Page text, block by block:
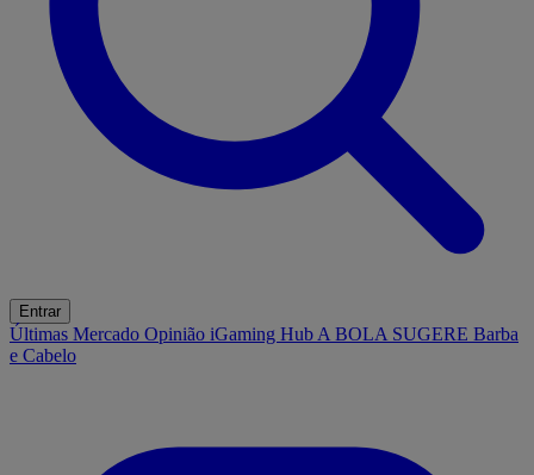
Entrar
Últimas Mercado Opinião iGaming Hub A BOLA SUGERE Barba
e Cabelo